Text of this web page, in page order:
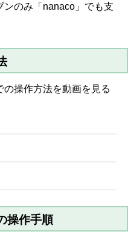
ンのみ「nanaco」でも支
の操作方法を動画を見る
操作手順